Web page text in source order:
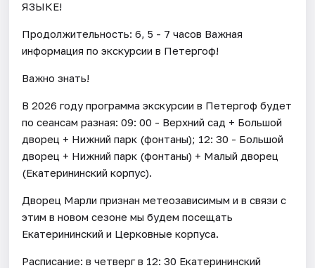
ЯЗЫКЕ!
Продолжительность: 6, 5 - 7 часов Важная
информация по экскурсии в Петергоф!
Важно знать!
В 2026 году программа экскурсии в Петергоф будет
по сеансам разная: 09: 00 - Верхний сад + Большой
дворец + Нижний парк (фонтаны); 12: 30 - Большой
дворец + Нижний парк (фонтаны) + Малый дворец
(Екатерининский корпус).
Дворец Марли признан метеозависимым и в связи с
этим в новом сезоне мы будем посещать
Екатерининский и Церковные корпуса.
Расписание: в четверг в 12: 30 Екатерининский